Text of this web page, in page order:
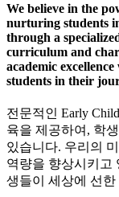
We believe in the
nurturing students
through a
curriculum and
academic
students in their
전문적인 Early
육을 제공하여, 학
있습니다. 우리의
역량을 향상시키고
생들이 세상에 선